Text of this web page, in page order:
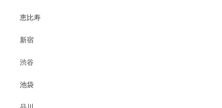
恵比寿
新宿
渋谷
池袋